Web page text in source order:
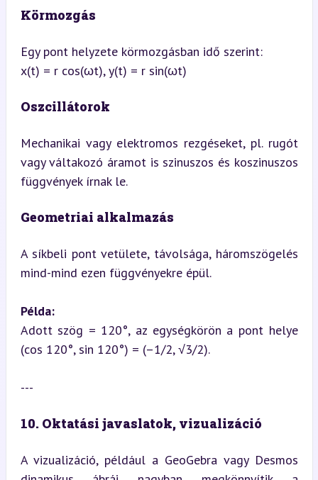
Körmozgás
Egy pont helyzete körmozgásban idő szerint:
x(t) = r cos(ωt), y(t) = r sin(ωt)
Oszcillátorok
Mechanikai vagy elektromos rezgéseket, pl. rugót
vagy váltakozó áramot is szinuszos és koszinuszos
függvények írnak le.
Geometriai alkalmazás
A síkbeli pont vetülete, távolsága, háromszögelés
mind-mind ezen függvényekre épül.
Példa:
Adott szög = 120°, az egységkörön a pont helye
(cos 120°, sin 120°) = (–1/2, √3/2).
---
10. Oktatási javaslatok, vizualizáció
A vizualizáció, például a GeoGebra vagy Desmos